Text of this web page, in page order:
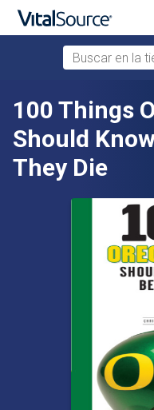
Saltar al contenido
Buscar en la
100 Things
Should
They Die